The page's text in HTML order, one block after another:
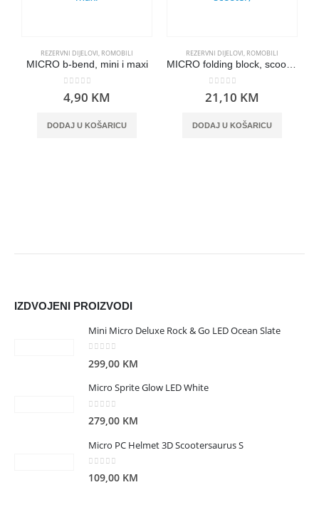
REZERVNI DIJELOVI, ROMOBILI
MICRO b-bend, mini i maxi
0out of 5
4,90 KM
DODAJ U KOŠARICU
REZERVNI DIJELOVI, ROMOBILI
MICRO folding block, scooter,
0 out of 5
21,10 KM
DODAJ U KOŠARICU
IZDVOJENI PROIZVODI
Mini Micro Deluxe Rock & Go LED Ocean Slate
299,00 KM
Micro Sprite Glow LED White
279,00 KM
Micro PC Helmet 3D Scootersaurus S
0 out of 5
109,00 KM